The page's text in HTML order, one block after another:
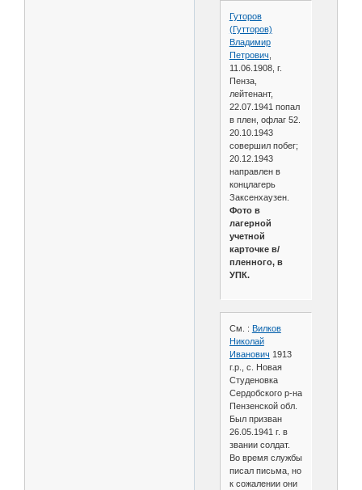
Гуторов
(Гутторов)
Владимир
Петрович
11.06.1908, г.
Пенза,
лейтенант,
22.07.1941 попал
в плен, офлаг 52.
20.10.1943
совершил побег;
20.12.1943
направлен в
концлагерь
Заксенхаузен.
Фото в
лагерной
учетной
карточке в/
пленного, в
УПК.
См. : Вилков
Николай
Иванович 1913
г.р., с. Новая
Студеновка
Сердобского р-на
Пензенской обл.
Был призван
26.05.1941 г. в
звании солдат.
Во время службы
писал письма, но
к сожалении они